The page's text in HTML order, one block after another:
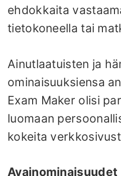
ehdokkaita
tietokoneella tai
Ainutlaatuisten ja
ominaisuuksiensa
Exam Maker olisi
luomaan
kokeita
Avainominaisuudet